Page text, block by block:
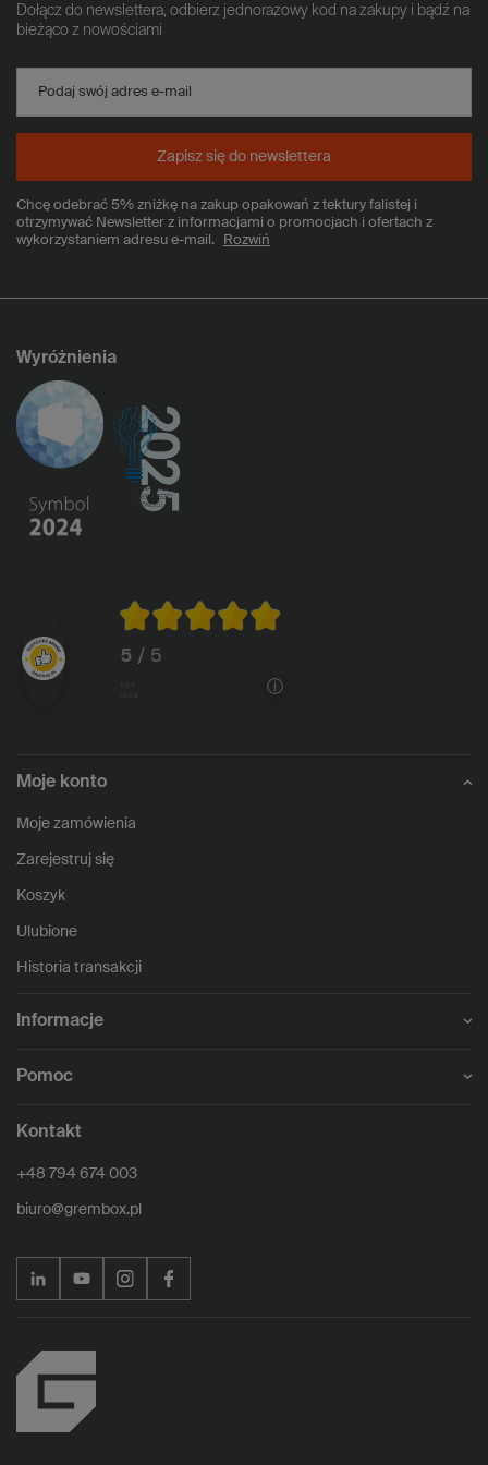
Dołącz do newslettera, odbierz jednorazowy kod na zakupy i bądź na
bieżąco z nowościami
Podaj swój adres e-mail
Chcę odebrać 5% zniżkę na zakup opakowań z tektury falistej i
otrzymywać Newsletter z informacjami o promocjach i ofertach z
wykorzystaniem adresu e-mail.
Rozwiń
Zapisz się do newslettera
Wyróżnienia
5 / 5
Moje konto
Moje zamówienia
Zarejestruj się
Koszyk
Ulubione
Historia transakcji
Informacje
Pomoc
Kontakt
+48 794 674 003
biuro@grembox.pl